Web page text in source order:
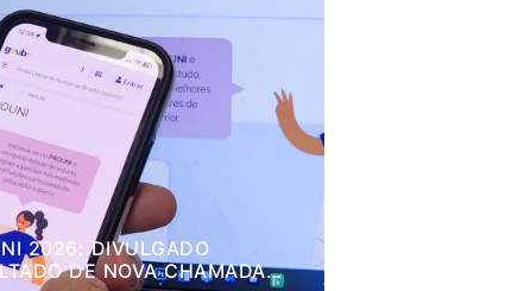
2026: DIVULGADO
DE NOVA CHAMADA